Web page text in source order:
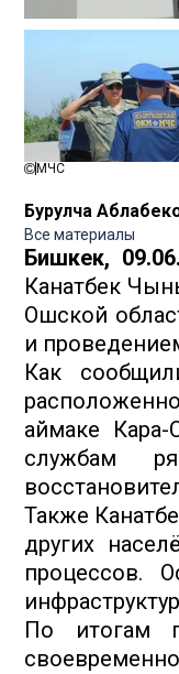
МЧС
Бурулча
Все материалы
Бишкек,
Канатбек
Ошской
и
Как
аймаке
службам
Также
других
процессов.
По итогам